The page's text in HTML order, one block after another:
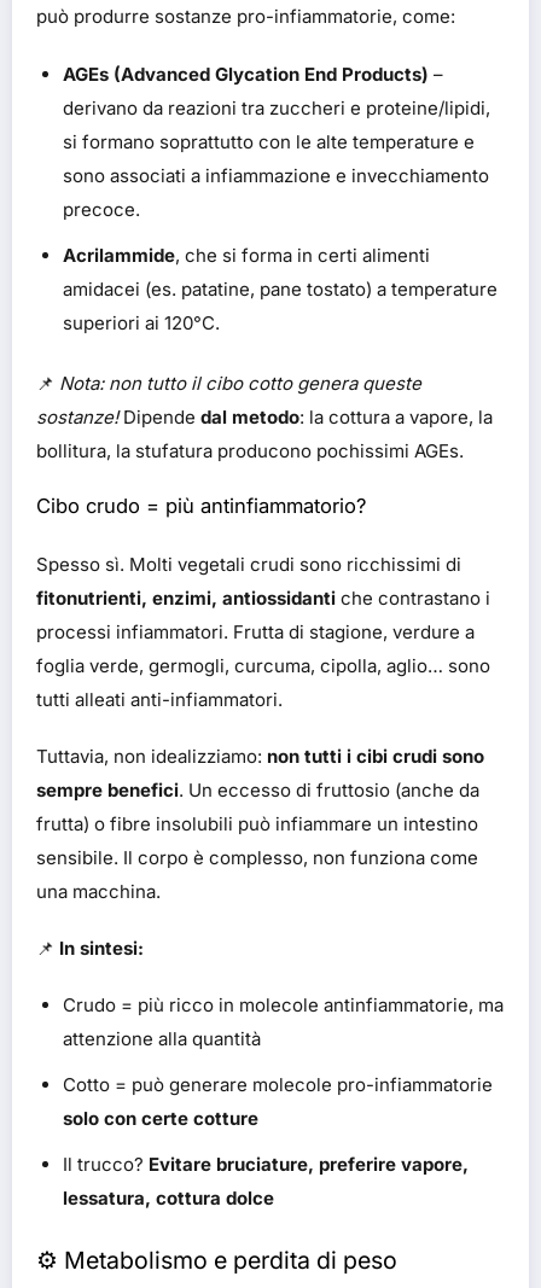
può produrre sostanze pro-infiammatorie, come:
AGEs (Advanced Glycation End Products) –
derivano da reazioni tra zuccheri e proteine/lipidi,
si formano soprattutto con le alte temperature e
sono associati a infiammazione e invecchiamento
precoce.
Acrilammide, che si forma in certi alimenti
amidacei (es. patatine, pane tostato) a temperature
superiori ai 120°C.
📌 Nota: non tutto il cibo cotto genera queste
sostanze!Dipende dal metodo: la cottura a vapore, la
bollitura, la stufatura producono pochissimi AGEs.
Cibo crudo = più antinfiammatorio?
Spesso sì. Molti vegetali crudi sono ricchissimi di
fitonutrienti, enzimi, antiossidanti che contrastano i
processi infiammatori. Frutta di stagione, verdure a
foglia verde, germogli, curcuma, cipolla, aglio… sono
tutti alleati anti-infiammatori.
Tuttavia, non idealizziamo: non tutti i cibi crudi sono
sempre benefici. Un eccesso di fruttosio (anche da
frutta) o fibre insolubili può infiammare un intestino
sensibile. Il corpo è complesso, non funziona come
una macchina.
📌 In sintesi:
Crudo = più ricco in molecole antinfiammatorie, ma
attenzione alla quantità
Cotto = può generare molecole pro-infiammatorie
solo con certe cotture
Il trucco? Evitare bruciature, preferire vapore,
lessatura, cottura dolce
⚙️ Metabolismo e perdita di peso